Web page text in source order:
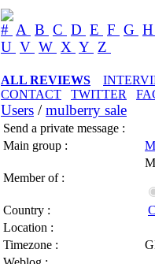
# A B C D E F G
U V W X Y Z
ALL REVIEWS
CONTACT
TWITTER
Users /mulberry sale
Send a private message :
Main group :
Member of :
Country :
Location :
Timezone :